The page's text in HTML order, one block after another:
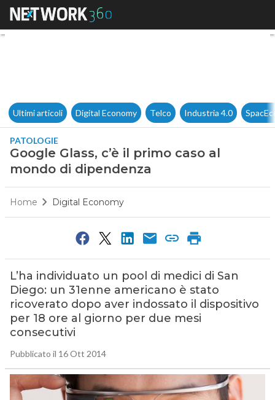
Google Glass, c’è il primo
Ultimi articoli Digital Economy Telco Industria 4.0
PATOLOGIE
Google Glass, c’è il primo caso al
mondo di dipendenza
Home Digital Economy
L’ha individuato un pool di medici di San
Diego: un 31enne americano è stato
ricoverato dopo aver indossato il dispositivo
per 18 ore al giorno per due mesi
consecutivi
Pubblicato il 16 Ott 2014